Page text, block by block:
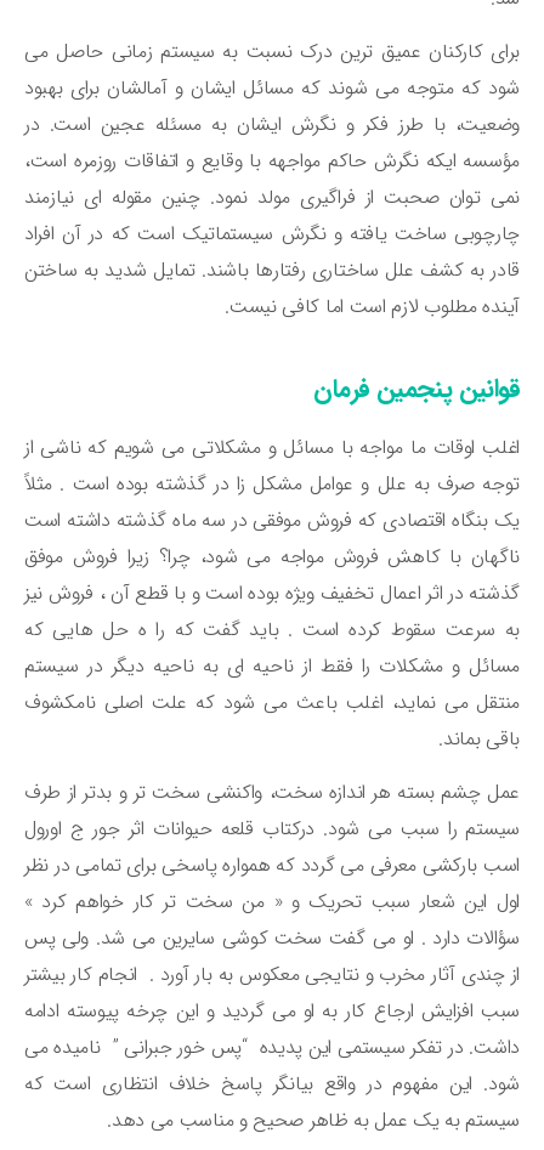
کارکنان عمیق ترین درک نسبت به سیستم زمانی حاصل می
که متوجه می شوند که مسائل ایشان و آمالشان برای بهبود
با طرز فکر و نگرش ایشان به مسئله عجین است. در
ایکه نگرش حاکم مواجهه با وقایع و اتفاقات روزمره است،
توان صحبت از فراگیری مولد نمود. چنین مقوله ای نیازمند
ساخت یافته و نگرش سیستماتیک است که در آن افراد
به کشف علل ساختاری رفتارها باشند. تمایل شدید به ساختن
مطلوب لازم است اما کافی نیست.
پنجمین فرمان
اوقات ما مواجه با مسائل و مشکلاتی می شویم که ناشی از
صرف به علل و عوامل مشکل زا در گذشته بوده است . مثلاً
بنگاه اقتصادی که فروش موفقی در سه ماه گذشته داشته است
با کاهش فروش مواجه می شود، چرا؟ زیرا فروش موفق
در اثر اعمال تخفیف ویژه بوده است و با قطع آن ، فروش نیز
سرعت سقوط کرده است . باید گفت که را ه حل هایی که
و مشکلات را فقط از ناحیه ای به ناحیه دیگر در سیستم
می نماید، اغلب باعث می شود که علت اصلی نامکشوف
بماند.
چشم بسته هر اندازه سخت، واکنشی سخت تر و بدتر از طرف
را سبب می شود. درکتاب قلعه حیوانات اثر جور ج اورول
بارکشی معرفی می گردد که همواره پاسخی برای تمامی در نظر
این شعار سبب تحریک و « من سخت تر کار خواهم کرد »
دارد . او می گفت سخت کوشی سایرین می شد. ولی پس
چندی آثار مخرب و نتایجی معکوس به بار آورد . انجام کار بیشتر
افزایش ارجاع کار به او می گردید و این چرخه پیوسته ادامه
در تفکر سیستمی این پدیده “پس خور جبرانی ” نامیده می
این مفهوم در واقع بیانگر پاسخ خلاف انتظاری است که
به یک عمل به ظاهر صحیح و مناسب می دهد.